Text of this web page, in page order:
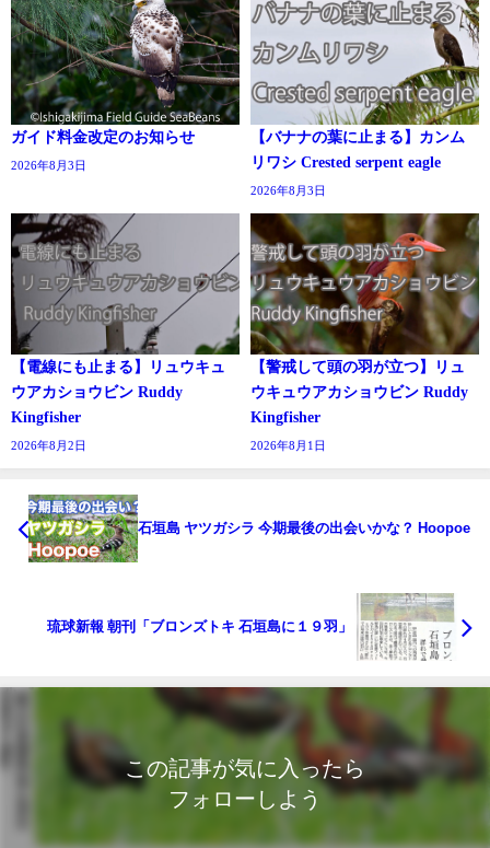
ガイド料金改定のお知らせ
2026年8月3日
【バナナの葉に止まる】カンム
リワシ Crested serpent eagle
2026年8月3日
【電線にも止まる】リュウキュ
ウアカショウビン Ruddy
Kingfisher
2026年8月2日
【警戒して頭の羽が立つ】リュ
ウキュウアカショウビン Ruddy
Kingfisher
2026年8月1日
石垣島 ヤツガシラ 今期最後の出会いかな？ Hoopoe
琉球新報 朝刊「ブロンズトキ 石垣島に１９羽」
この記事が気に入ったら
フォローしよう